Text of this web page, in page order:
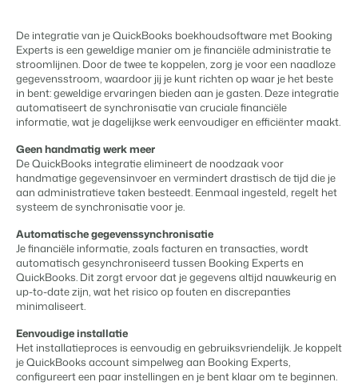
Business Intelligence
Maak betere keuzes op basis van data.
Eigenaren Management
Bied transparantie aan eigenaren.
Website Integratie
Heb je al een website? Integratie is mogelijk.
Overstappen naar BEX
Klaar om te groeien?
BEX CMS
Verhuurwebsite
Breng je merk tot leven met onze websitebouwer.
Campings
Kampeerplaatsen, glamping tenten en caravans.
Concerns & Groepen
Ketens en individuele merken.
Verhuurorganisaties
Exclusieve verhuur en resellers.
Vastgoed en nieuwbouwprojecten.
Kleinschalige recreatiebedrijven
Vakantieboerderijen, appartementen en boetiekhotels
Blog
Lees over trends in de sector en krijg tips.
Ervaringen
Ervaringen van onze gebruikers.
Kom in contact
Customer Success
Krijg antwoord op jouw vragen.
Developers
Ontwikkel jouw oplossing met onze open API.
Klaar om te groeien?
Partners
Voor campings
Overstappen naar BEX
Login
Prijzen
NL
Content Management
Integreer met elk CMS
Facility Management
Stroomlijn je processen
Revenue Management
Optimaliseer jouw prijsbeleid
Compliance
Zorgeloos zaken doen volgens wetgeving
Boekhouding
Houd de boeken in balans
Kassasystemen
Voeg jouw kassasysteem en PMS samen
Communicatie
Organiseer je gastcommunicatie
Energiesystemen
Houd het energieverbruik in de gaten
Mis je een app?
De integratie van je QuickBooks boekhoudsoftware met Booking
Experts is een geweldige manier om je financiële administratie te
stroomlijnen. Door de twee te koppelen, zorg je voor een naadloze
gegevensstroom, waardoor jij je kunt richten op waar je het beste
in bent: geweldige ervaringen bieden aan je gasten. Deze integratie
automatiseert de synchronisatie van cruciale financiële
informatie, wat je dagelijkse werk eenvoudiger en efficiënter maakt.
Geen handmatig werk meer
De QuickBooks integratie elimineert de noodzaak voor
handmatige gegevensinvoer en vermindert drastisch de tijd die je
aan administratieve taken besteedt. Eenmaal ingesteld, regelt het
systeem de synchronisatie voor je.
Automatische gegevenssynchronisatie
Je financiële informatie, zoals facturen en transacties, wordt
automatisch gesynchroniseerd tussen Booking Experts en
QuickBooks. Dit zorgt ervoor dat je gegevens altijd nauwkeurig en
up-to-date zijn, wat het risico op fouten en discrepanties
minimaliseert.
Eenvoudige installatie
Het installatieproces is eenvoudig en gebruiksvriendelijk. Je koppelt
je QuickBooks account simpelweg aan Booking Experts,
configureert een paar instellingen en je bent klaar om te beginnen.